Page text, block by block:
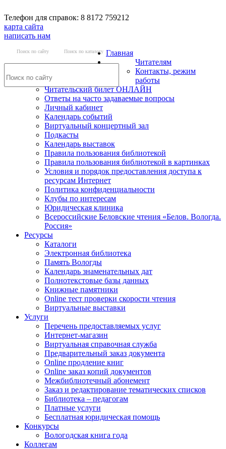
Телефон для справок: 8 8172 759212
карта сайта
написать нам
Поиск по сайту Поиск по каталогу Главная
Читателям
Контакты, режим
работы
Читательский билет ОНЛАЙН
Ответы на часто задаваемые вопросы
Личный кабинет
Календарь событий
Виртуальный концертный зал
Подкасты
Календарь выставок
Правила пользования библиотекой
Правила пользования библиотекой в картинках
Условия и порядок предоставления доступа к
ресурсам Интернет
Политика конфиденциальности
Клубы по интересам
Юридическая клиника
Всероссийские Беловские чтения «Белов. Вологда.
Россия»
Ресурсы
Каталоги
Электронная библиотека
Память Вологды
Календарь знаменательных дат
Полнотекстовые базы данных
Книжные памятники
Online тест проверки скорости чтения
Виртуальные выставки
Услуги
Перечень предоставляемых услуг
Интернет-магазин
Виртуальная справочная служба
Предварительный заказ документа
Online продление книг
Online заказ копий документов
Межбиблиотечный абонемент
Заказ и редактирование тематических списков
Библиотека – педагогам
Платные услуги
Бесплатная юридическая помощь
Конкурсы
Вологодская книга года
Коллегам